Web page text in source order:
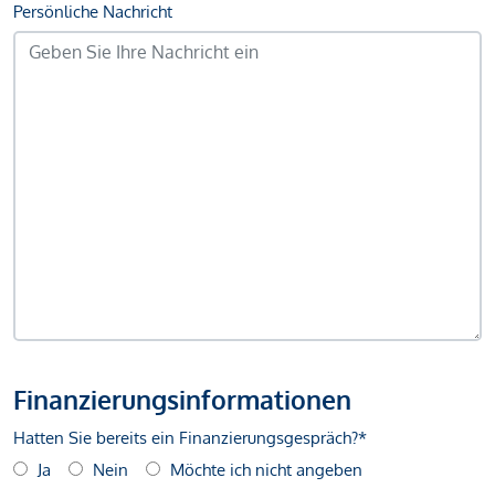
Persönliche Nachricht
Finanzierungsinformationen
Hatten Sie bereits ein Finanzierungsgespräch?*
Ja
Nein Möchte ich nicht angeben